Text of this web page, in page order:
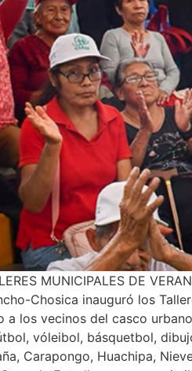
MUNICIPALES DE
Chosica inauguró los
los vecinos del casco
vóleibol, básquetbol,
Carapongo, Huachipa,